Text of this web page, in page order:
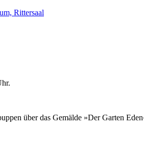
Rittersaal
über das Gemälde »Der Garten